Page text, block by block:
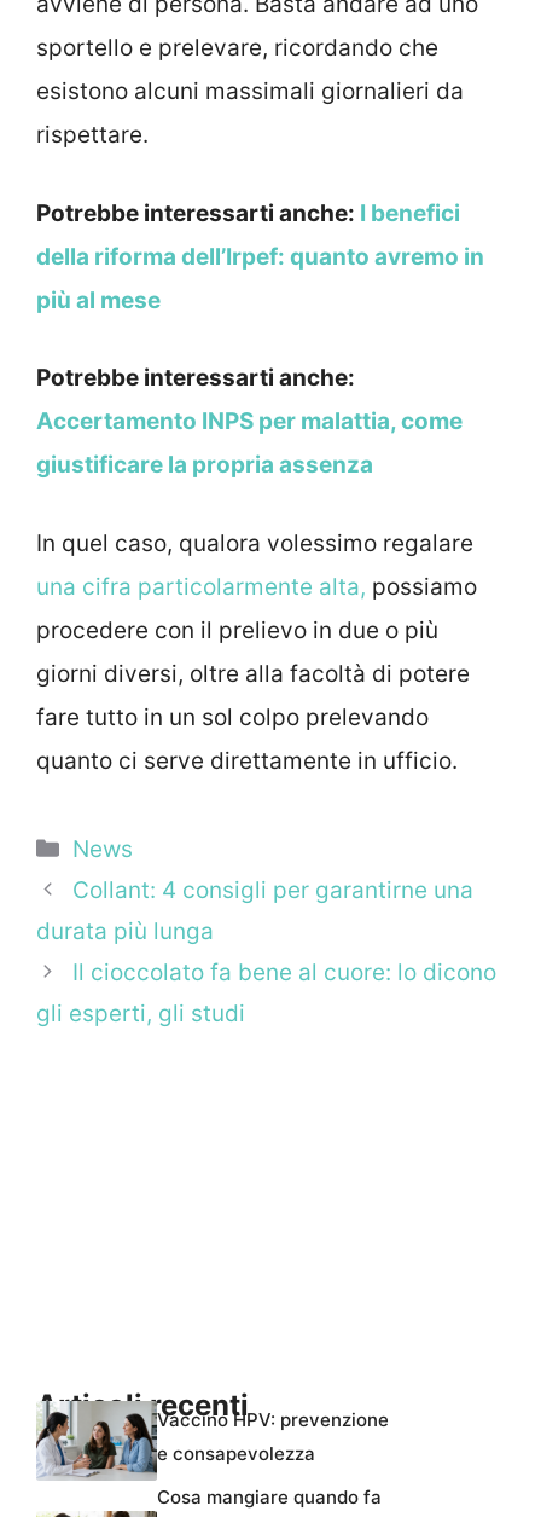
sportello e prelevare, ricordando che
esistono alcuni massimali giornalieri da
rispettare.
Potrebbe interessarti anche: I benefici
della riforma dell’Irpef: quanto avremo in
più al mese
Potrebbe interessarti anche:
Accertamento INPS per malattia, come
giustificare la propria assenza
In quel caso, qualora volessimo regalare
una cifra particolarmente alta, possiamo
procedere con il prelievo in due o più
giorni diversi, oltre alla facoltà di potere
fare tutto in un sol colpo prelevando
quanto ci serve direttamente in ufficio.
Categorie
News
Collant: 4 consigli per garantirne una
durata più lunga
Il cioccolato fa bene al cuore: lo dicono
gli esperti, gli studi
Articoli recentiVaccino HPV: prevenzione
e consapevolezza
Cosa mangiare quando fa